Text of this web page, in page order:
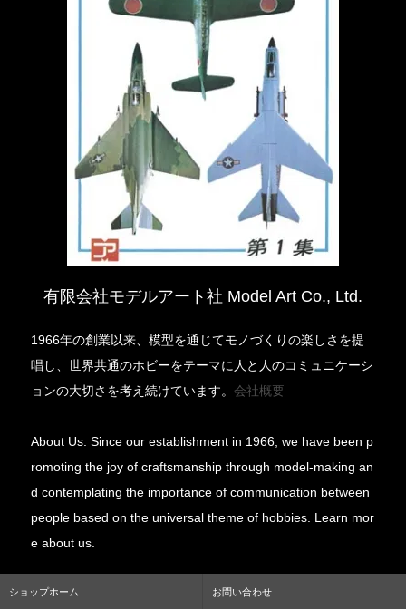
有限会社モデルアート社 Model Art Co., Ltd.
1966年の創業以来、模型を通じてモノづくりの楽しさを提
唱し、世界共通のホビーをテーマに人と人のコミュニケーシ
ョンの大切さを考え続けています。会社概要
About Us: Since our establishment in 1966, we have been p
romoting the joy of craftsmanship through model-making an
d contemplating the importance of communication between
people based on the universal theme of hobbies. Learn mor
e about us.
ショップホーム お問い合わせ